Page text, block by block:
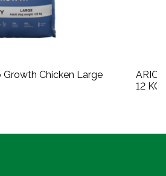
Growth Chicken Large
12 KG